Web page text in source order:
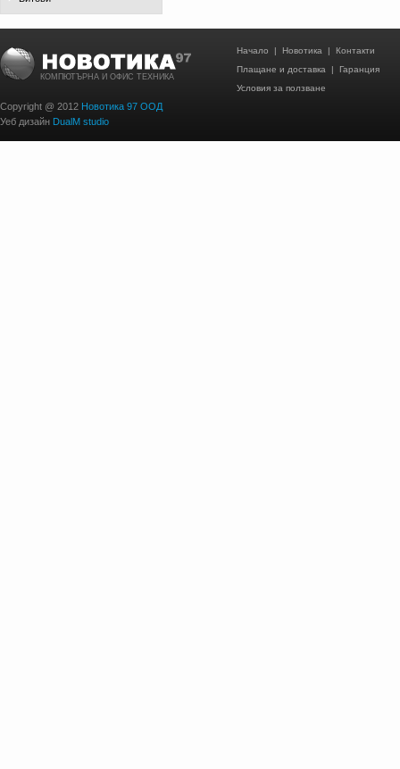
КОМПЮТЪРНА И ОФИС ТЕХНИКА
Copyright @ 2012 Новотика 97 ООД
Уеб дизайн DualM studio
Начало | Новотика | Контакти
Плащане и доставка | Гаранция
Условия за ползване